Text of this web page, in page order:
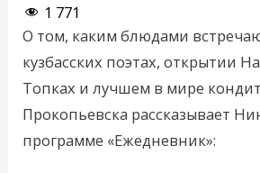
1 771
О том, каким блюдами
кузбасских поэтах, открытии
Топках и лучшем в мире
Прокопьевска рассказывает
программе «Ежедневник»: